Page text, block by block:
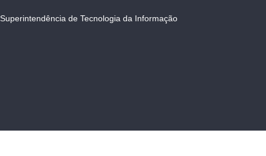
Superintendência de Tecnologia da Informação